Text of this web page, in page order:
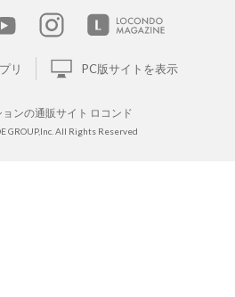
リ PC版サイトを表示
ョンの通販サイト ロコンド
GROUP,Inc. All Rights Reserved